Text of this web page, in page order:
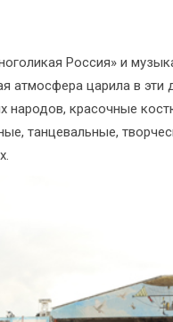
Россия» и
атмосфера царила в
народов, красочные
танцевальные,